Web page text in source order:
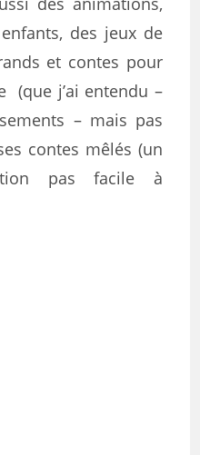
des jeux de
et contes pour
(que j’ai entendu –
– mais pas
contes mêlés (un
pas facile à